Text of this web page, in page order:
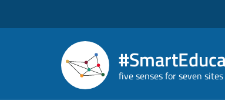
five senses for seven sites